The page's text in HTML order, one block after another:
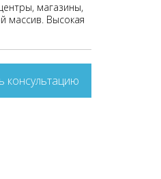
магазины,
массив. Высокая
консультацию